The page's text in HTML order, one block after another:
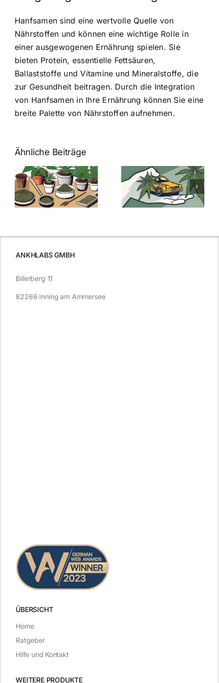
Hanfsamen sind eine wertvolle Quelle von
Nährstoffen und können eine wichtige Rolle in
einer ausgewogenen Ernährung spielen. Sie
bieten Protein, essentielle Fettsäuren,
Ballaststoffe und Vitamine und Mineralstoffe, die
zur Gesundheit beitragen. Durch die Integration
von Hanfsamen in Ihre Ernährung können Sie eine
breite Palette von Nährstoffen aufnehmen.
Ähnliche Beiträge
Neue THC-
Grenzwert-
Regelung:
Was Sie über
Cannabis und
müssen
Cannabis
Samen
kaufen: Alles
was Sie
ANKHLABS GMBH
ÜBERSICHT
WEITERE PRODUKTE
Billerberg 11
82266 Inning am Ammersee
Home
Ratgeber
Hilfe und Kontakt